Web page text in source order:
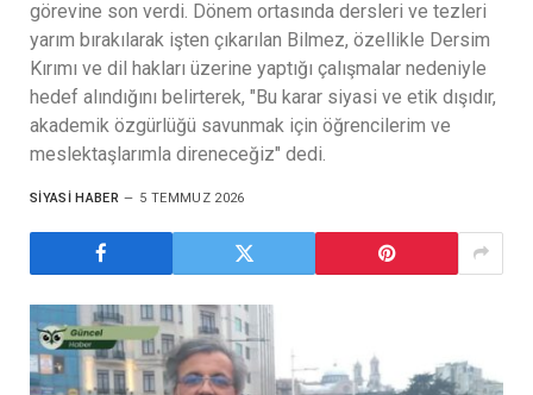
görevine son verdi. Dönem ortasında dersleri ve tezleri
yarım bırakılarak işten çıkarılan Bilmez, özellikle Dersim
Kırımı ve dil hakları üzerine yaptığı çalışmalar nedeniyle
hedef alındığını belirterek, "Bu karar siyasi ve etik dışıdır,
akademik özgürlüğü savunmak için öğrencilerim ve
meslektaşlarımla direneceğiz" dedi.
SIYASI HABER 5 TEMMUZ 2026